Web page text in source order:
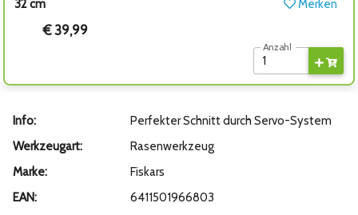
32 cm Merken
€ 39,99
Anzahl
Info:
Perfekter Schnitt durch Servo-System
Werkzeugart:
Rasenwerkzeug
Marke:
Fiskars
EAN:
6411501966803